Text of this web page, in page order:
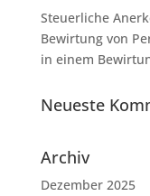
Steuerliche
Bewirtung von
in einem
Neueste
Archiv
Dezember 2025